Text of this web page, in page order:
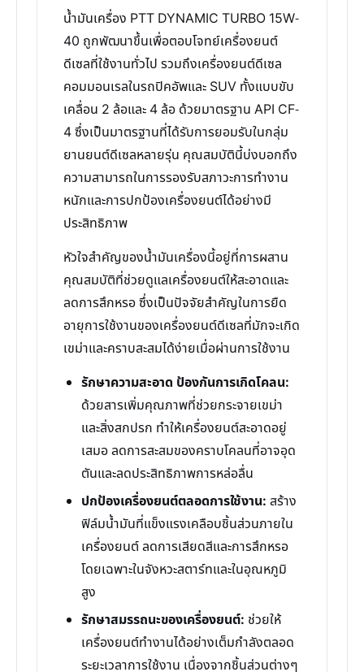
น้ำมันเครื่อง PTT DYNAMIC TURBO 15W-
40 ถูกพัฒนาขึ้นเพื่อตอบโจทย์เครื่องยนต์
ดีเซลที่ใช้งานทั่วไป รวมถึงเครื่องยนต์ดีเซล
คอมมอนเรลในรถปิคอัพและ SUV ทั้งแบบขับ
เคลื่อน 2 ล้อและ 4 ล้อ ด้วยมาตรฐาน API CF-
4 ซึ่งเป็นมาตรฐานที่ได้รับการยอมรับในกลุ่ม
ยานยนต์ดีเซลหลายรุ่น คุณสมบัตินี้บ่งบอกถึง
ความสามารถในการรองรับสภาวะการทำงาน
หนักและการปกป้องเครื่องยนต์ได้อย่างมี
ประสิทธิภาพ
หัวใจสำคัญของน้ำมันเครื่องนี้อยู่ที่การผสาน
คุณสมบัติที่ช่วยดูแลเครื่องยนต์ให้สะอาดและ
ลดการสึกหรอ ซึ่งเป็นปัจจัยสำคัญในการยืด
อายุการใช้งานของเครื่องยนต์ดีเซลที่มักจะเกิด
เขม่าและคราบสะสมได้ง่ายเมื่อผ่านการใช้งาน
รักษาความสะอาด ป้องกันการเกิดโคลน:
ด้วยสารเพิ่มคุณภาพที่ช่วยกระจายเขม่า
และสิ่งสกปรก ทำให้เครื่องยนต์สะอาดอยู่
เสมอ ลดการสะสมของคราบโคลนที่อาจอุด
ตันและลดประสิทธิภาพการหล่อลื่น
ปกป้องเครื่องยนต์ตลอดการใช้งาน: สร้าง
ฟิล์มน้ำมันที่แข็งแรงเคลือบชิ้นส่วนภายใน
เครื่องยนต์ ลดการเสียดสีและการสึกหรอ
โดยเฉพาะในจังหวะสตาร์ทและในอุณหภูมิ
สูง
รักษาสมรรถนะของเครื่องยนต์: ช่วยให้
เครื่องยนต์ทำงานได้อย่างเต็มกำลังตลอด
ระยะเวลาการใช้งาน เนื่องจากชิ้นส่วนต่างๆ